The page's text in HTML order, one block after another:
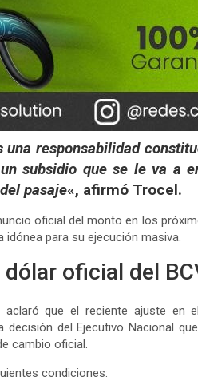
una responsabilidad
subsidio que se le va a
pasaje«, afirmó Trocel.
oficial del monto en los
para su ejecución masiva.
oficial del
aclaró que el reciente ajuste en
del Ejecutivo Nacional
cambio oficial.
condiciones: